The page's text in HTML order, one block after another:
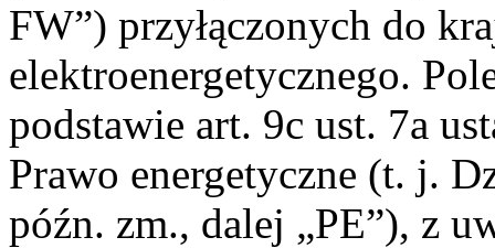
FW”) przyłączonych do
elektroenergetycznego.
podstawie art. 9c ust. 7a
Prawo energetyczne (t. j.
późn. zm., dalej „PE”), z